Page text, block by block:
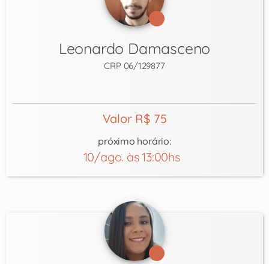
Leonardo Damasceno
CRP 06/129877
Valor R$ 75
próximo horário:
10/ago. às 13:00hs